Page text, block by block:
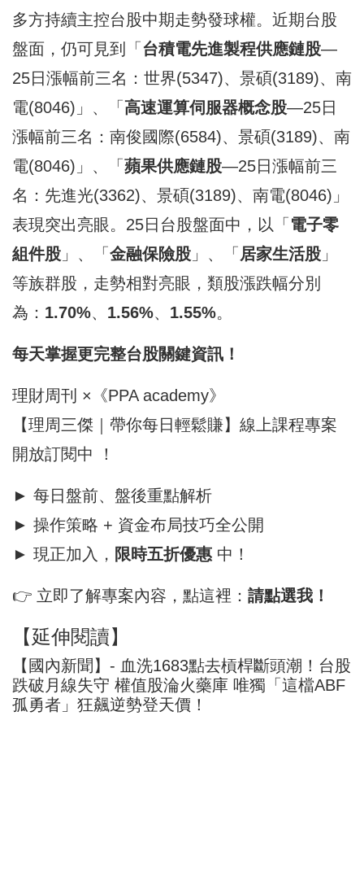
多方持續主控台股中期走勢發球權。近期台股
盤面，仍可見到「台積電先進製程供應鏈股—
25日漲幅前三名：世界(5347)、景碩(3189)、南
電(8046)」、「高速運算伺服器概念股—25日
漲幅前三名：南俊國際(6584)、景碩(3189)、南
電(8046)」、「蘋果供應鏈股—25日漲幅前三
名：先進光(3362)、景碩(3189)、南電(8046)」
表現突出亮眼。25日台股盤面中，以「電子零
組件股 」、「金融保險股 」、「居家生活股 」
等族群股，走勢相對亮眼，類股漲跌幅分別
為： 1.70%、 1.56%、 1.55%。
每天掌握更完整台股關鍵資訊！
理財周刊 ×《PPA academy》
【理周三傑｜帶你每日輕鬆賺】線上課程專案
開放訂閱中 ！
► 每日盤前、盤後重點解析
► 操作策略 + 資金布局技巧全公開
► 現正加入， 限時五折優惠 中！
👉 立即了解專案內容，點這裡： 請點選我！
【延伸閱讀】
【國內新聞】- 血洗1683點去槓桿斷頭潮！台股
跌破月線失守 權值股淪火藥庫 唯獨「這檔ABF
孤勇者」狂飆逆勢登天價！